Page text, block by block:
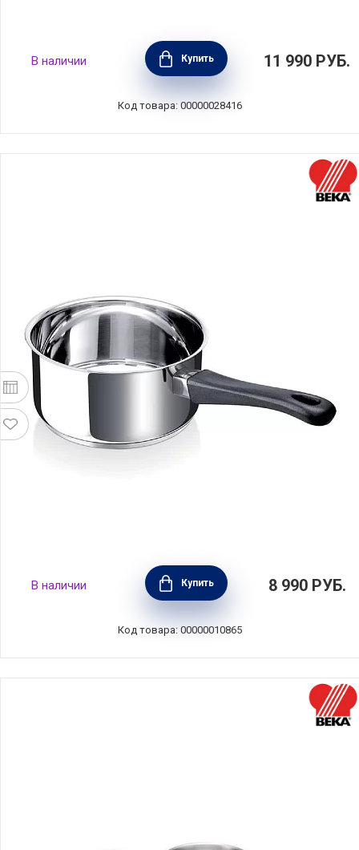
Ковшик Maestro 2 л, диаметр 16 см,
нержавеющая сталь, цвет стальной, BEKA,
Бельгия, 15026164
В наличии Купить 11 990 РУБ.
Код товара: 00000028416
Ковш Polo 2,8 л диаметр 20 см,
нержавеющая сталь, BEKA, Бельгия,
12036204
В наличии Купить 8 990 РУБ.
Код товара: 00000010865